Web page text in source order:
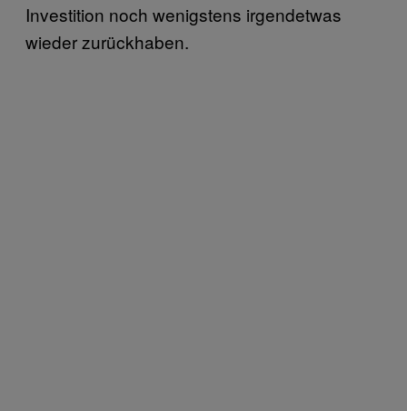
Investition noch wenigstens irgendetwas
wieder zurückhaben.